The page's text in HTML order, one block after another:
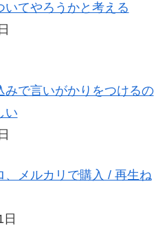
いてやろうかと考える
みで言いがかりをつけるの
い
、メルカリで購入 / 再生ね
日